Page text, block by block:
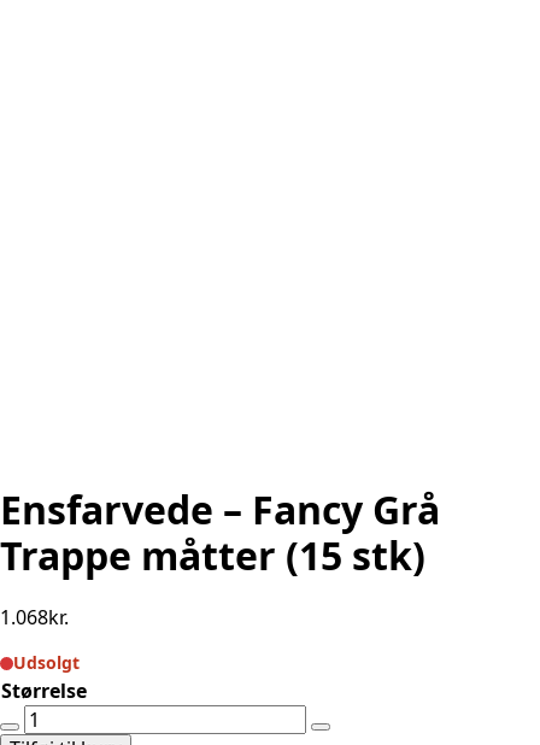
Ensfarvede – Fancy Grå
Trappe måtter (15 stk)
1.068kr.
Udsolgt
Størrelse
Ensfarvede